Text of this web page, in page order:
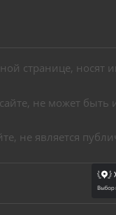
странице, носят
не может быть
не является